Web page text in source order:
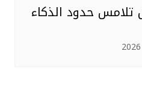
تلامس حدود الذكاء